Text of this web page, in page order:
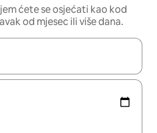
ćete se osjećati kao kod
od mjesec ili više dana.
moći ćete ih pregledati